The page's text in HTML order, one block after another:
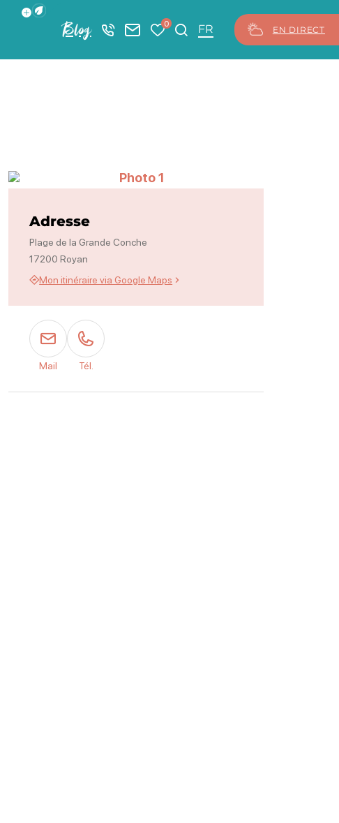
Afficher la barre de navigation du mode éco
Blog +33 5 46 08 21 00
Nous contacter
Mes favoris
0 Je recherche
FR EN DIRECT
Photo 1
Adresse
Plage de la Grande Conche
17200 Royan
Mon itinéraire via Google Maps
Mail Tél.